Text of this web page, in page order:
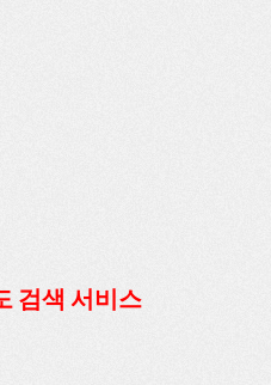
검색 서비스